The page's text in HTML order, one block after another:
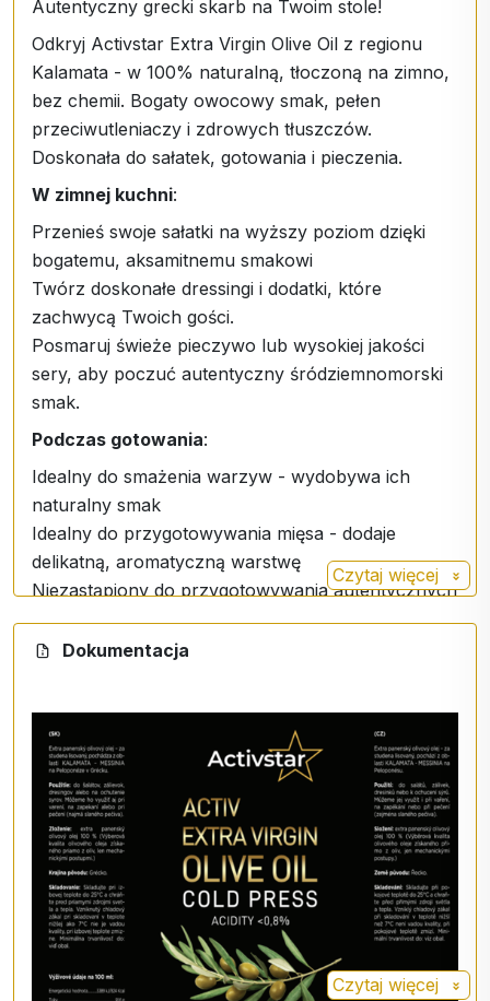
Autentyczny grecki skarb na Twoim stole!
Odkryj Activstar Extra Virgin Olive Oil z regionu
Kalamata - w 100% naturalną, tłoczoną na zimno,
bez chemii. Bogaty owocowy smak, pełen
przeciwutleniaczy i zdrowych tłuszczów.
Doskonała do sałatek, gotowania i pieczenia.
W zimnej kuchni:
Przenieś swoje sałatki na wyższy poziom dzięki
bogatemu, aksamitnemu smakowi
Twórz doskonałe dressingi i dodatki, które
zachwycą Twoich gości.
Posmaruj świeże pieczywo lub wysokiej jakości
sery, aby poczuć autentyczny śródziemnomorski
smak.
Podczas gotowania:
Idealny do smażenia warzyw - wydobywa ich
naturalny smak
Idealny do przygotowywania mięsa - dodaje
delikatną, aromatyczną warstwę
Niezastąpiony do przygotowywania autentycznych
włoskich i greckich specjałów
Do pieczenia:
Nadaje focaccii, chlebom i pikantnym ciastom
autentyczny smak.
Zdrowie w każdej kropli
Oliwa z oliwek z pierwszego tłoczenia to nie tylko
doznanie smakowe, ale także skarbnica zdrowia:
Bogata w jednonienasycone kwasy tłuszczowe -
wspomagają zdrowie serca i naczyń
krwionośnych. Pełna przeciwutleniaczy -
zwalczają wolne rodniki i spowalniają starzenie.
Czytaj więcej
Dokumentacja
Czytaj więcej